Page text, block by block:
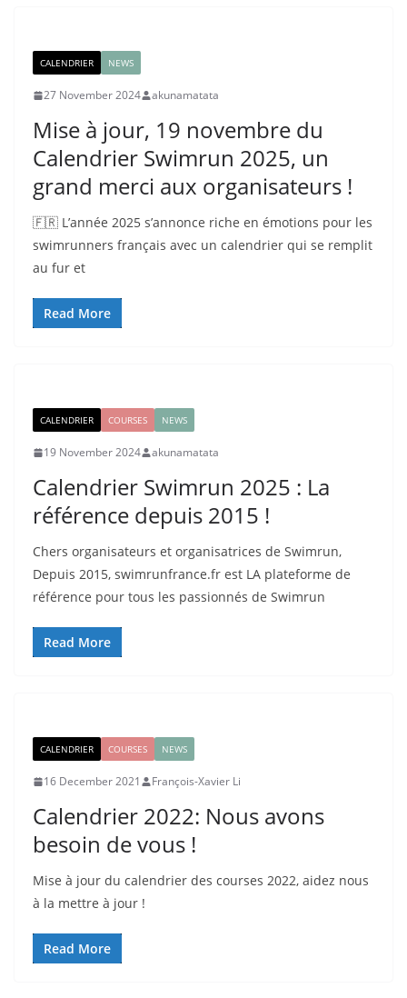
CALENDRIER NEWS
27 November 2024 akunamatata
Mise à jour, 19 novembre du
Calendrier Swimrun 2025, un
grand merci aux organisateurs !
🇫🇷 L’année 2025 s’annonce riche en émotions pour les
swimrunners français avec un calendrier qui se remplit
au fur et
Read More
CALENDRIER COURSES NEWS
19 November 2024 akunamatata
Calendrier Swimrun 2025 : La
référence depuis 2015 !
Chers organisateurs et organisatrices de Swimrun,
Depuis 2015, swimrunfrance.fr est LA plateforme de
référence pour tous les passionnés de Swimrun
Read More
CALENDRIER COURSES NEWS
16 December 2021 François-Xavier Li
Calendrier 2022: Nous avons
besoin de vous !
Mise à jour du calendrier des courses 2022, aidez nous
à la mettre à jour !
Read More